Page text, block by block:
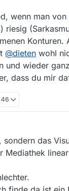
nimmer der
(riesigen) TV-
Video-Bitrate von
21:28
wenn man
@dieten wohl
und wieder
dass du mir
sondern das
Mediathek